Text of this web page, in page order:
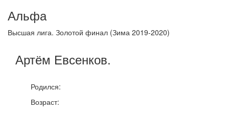
Альфа
Высшая лига. Золотой финал (Зима 2019-2020)
Артём Евсенков.
Родился:
Возраст: